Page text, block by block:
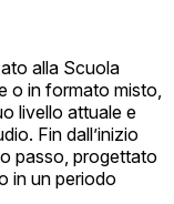
alla Scuola
o in formato misto,
livello attuale e
Fin dall’inizio
passo, progettato
in un periodo